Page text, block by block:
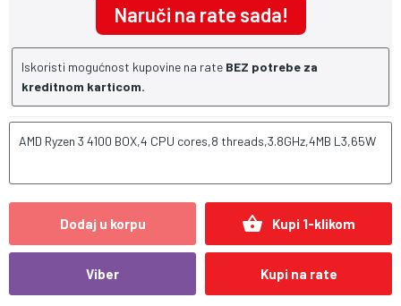
Naruči na rate sada!
Iskoristi mogućnost kupovine na rate BEZ potrebe za
kreditnom karticom.
AMD Ryzen 3 4100 BOX,4 CPU cores,8 threads,3.8GHz,4MB L3,65W
Dodaj u korpu shopping_basket Kupi 1-klikom
Viber Kupi na rate